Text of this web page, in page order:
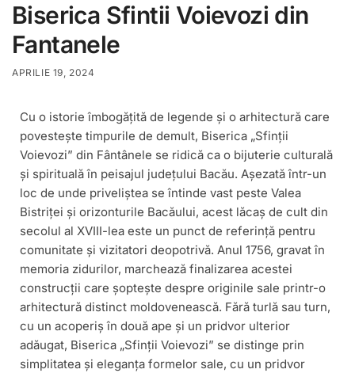
Biserica Sfintii Voievozi din
Fantanele
APRILIE 19, 2024
Cu o istorie îmbogățită de legende și o arhitectură care
povestește timpurile de demult, Biserica „Sfinții
Voievozi” din Fântânele se ridică ca o bijuterie culturală
și spirituală în peisajul județului Bacău. Așezată într-un
loc de unde priveliștea se întinde vast peste Valea
Bistriței și orizonturile Bacăului, acest lăcaș de cult din
secolul al XVIII-lea este un punct de referință pentru
comunitate și vizitatori deopotrivă. Anul 1756, gravat în
memoria zidurilor, marchează finalizarea acestei
construcții care șoptește despre originile sale printr-o
arhitectură distinct moldovenească. Fără turlă sau turn,
cu un acoperiș în două ape și un pridvor ulterior
adăugat, Biserica „Sfinții Voievozi” se distinge prin
simplitatea și eleganța formelor sale, cu un pridvor